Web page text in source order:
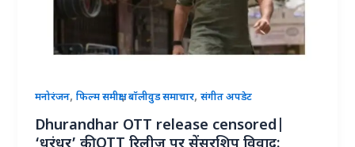
मनोरंजन,फिल्म समीक्षा,बॉलीवुड समाचार,संगीत अपडेट
Dhurandhar OTT release censored|